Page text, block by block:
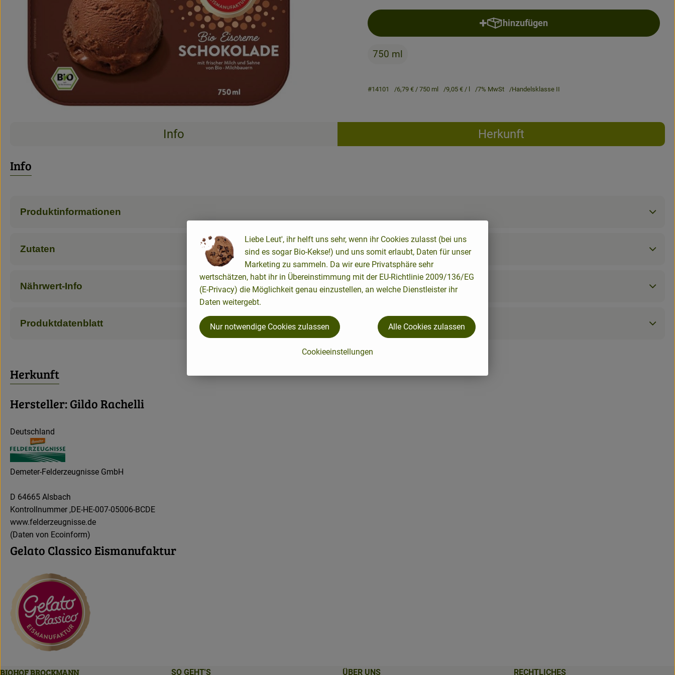
hinzufügen
Produkt zum Warenkorb hinzufügen
750 ml
#14101 6,79 € / 750 ml 9,05 € / l 7% MwSt Handelsklasse II
Info Herkunft
Info
Produktinformationen
Zutaten
Nährwert-Info
Produktdatenblatt
Herkunft
Hersteller: Gildo Rachelli
Deutschland
Demeter-Felderzeugnisse GmbH
D 64665 Alsbach
Kontrollnummer ,DE-HE-007-05006-BCDE
www.felderzeugnisse.de
(Daten von Ecoinform)
Gelato Classico Eismanufaktur
BIOHOF BROCKMANN SO GEHT'S ÜBER UNS RECHTLICHES
Liebe Leut', ihr helft uns sehr, wenn ihr Cookies zulasst (bei uns
sind es sogar Bio-Kekse!) und uns somit erlaubt, Daten für unser
Marketing zu sammeln. Da wir eure Privatsphäre sehr
wertschätzen, habt ihr in Übereinstimmung mit der EU-Richtlinie 2009/136/EG
(E-Privacy) die Möglichkeit genau einzustellen, an welche Dienstleister ihr
Daten weitergebt.
Cookieeinstellungen
Nur notwendige Cookies zulassen Alle Cookies zulassen